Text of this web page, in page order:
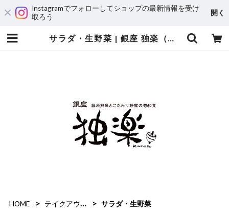
Instagramでフォローしてショップの最新情報を受け
取ろう
開く
サラダ・生野菜 | 銀座 独楽（ぎんざ こま）／金の独楽（きんのこま）
HOME テイクアウト：居酒屋メニュー サラダ・生野菜